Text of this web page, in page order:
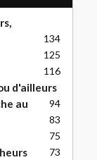
134
125
116
d'ailleurs
94
au
83
75
73